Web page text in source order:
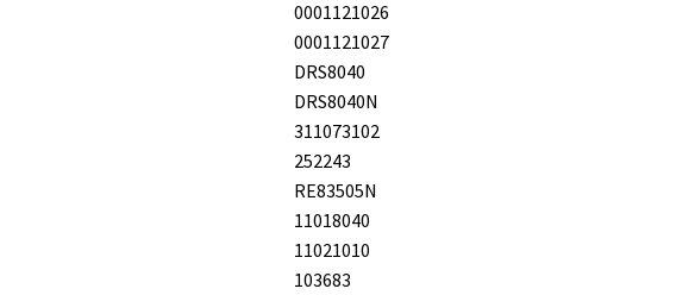
0001121026
0001121027
DRS8040
DRS8040N
311073102
252243
RE83505N
11018040
11021010
103683